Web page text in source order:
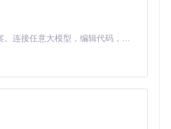
复硬件
通过Time Machine或其他方式
。
Legacy Patcher的工作
Claude Code 的开源替代方案。连接任意大模型，编辑代码，运行命令，自动验证 — 全自动执行。用 Rust 构建，极致性能。 ｜ An open-source alternative to Claude Code. Connect any LLM, edit code, run commands, and verify changes — autonomously. Built in Rust for speed. Get Started